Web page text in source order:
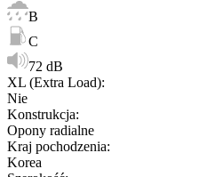
B
C
72 dB
XL (Extra Load):
Nie
Konstrukcja:
Opony radialne
Kraj pochodzenia:
Korea